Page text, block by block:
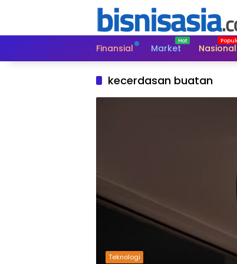
Finansial
Market Nasional
kecerdasan buatan
Teknologi